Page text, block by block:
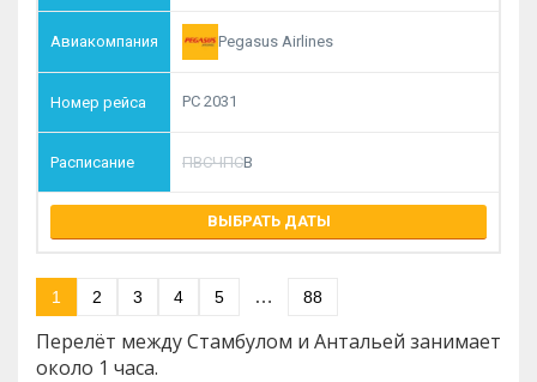
Pegasus Airlines
PC 2031
ПВСЧПСВ
ВЫБРАТЬ ДАТЫ
1 2 3 4 5 … 88
Перелёт между Стамбулом и Антальей занимает
около 1 часа.